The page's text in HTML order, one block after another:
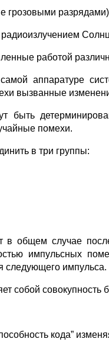
грозовыми
работой
аппаратуре
вызванные
быть
помехи.
в три группы:
в общем случае
импульсных
следующего импульса.
собой
кода”